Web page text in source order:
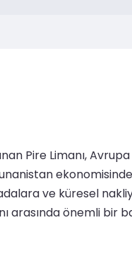
Pire Limanı,
ve küresel
arasında önemli